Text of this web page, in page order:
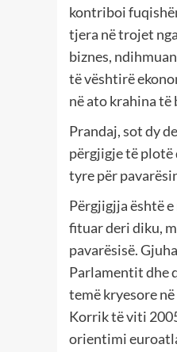
kontriboi
tjera në trojet
biznes,
të vështirë
në ato krahina të
Prandaj, sot dy
përgjigje të plotë
tyre për
Përgjigjja është
fituar deri diku,
pavarësisë.
Parlamentit dhe
temë kryesore
Korrik të viti
orientimi